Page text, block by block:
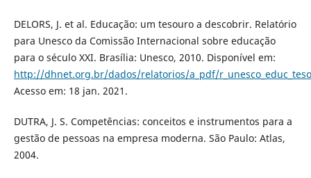
DELORS, J. et al. Educação: um tesouro a descobrir. Relatório
para Unesco da Comissão Internacional sobre educação
para o século XXI. Brasília: Unesco, 2010. Disponível em:
http://dhnet.org.br/dados/relatorios/a_pdf/
Acesso em: 18 jan. 2021.
DUTRA, J. S. Competências: conceitos e instrumentos para a
gestão de pessoas na empresa moderna. São Paulo: Atlas,
2004.